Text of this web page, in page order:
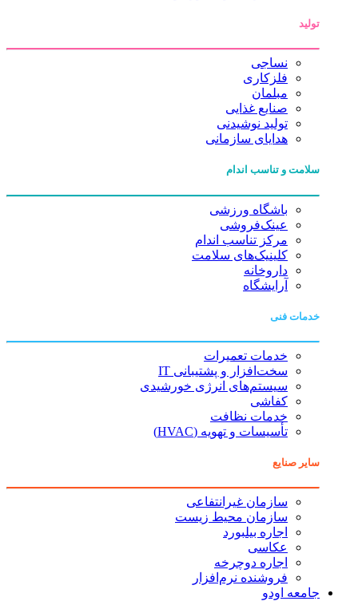
تولید
نساجی
فلزکاری
مبلمان
صنایع غذایی
تولید نوشیدنی
هدایای سازمانی
سلامت و تناسب اندام
باشگاه ورزشی
عینک‌فروشی
مرکز تناسب اندام
کلینیک‌های سلامت
داروخانه
آرایشگاه
خدمات فنی
خدمات تعمیرات
سخت‌افزار و پشتیبانی IT
سیستم‌های انرژی خورشیدی
کفاشی
خدمات نظافت
تأسیسات و تهویه (HVAC)
سایر صنایع
سازمان غیرانتفاعی
سازمان محیط زیست
اجاره بیلبورد
عکاسی
اجاره دوچرخه
فروشنده نرم‌افزار
جامعه اودو